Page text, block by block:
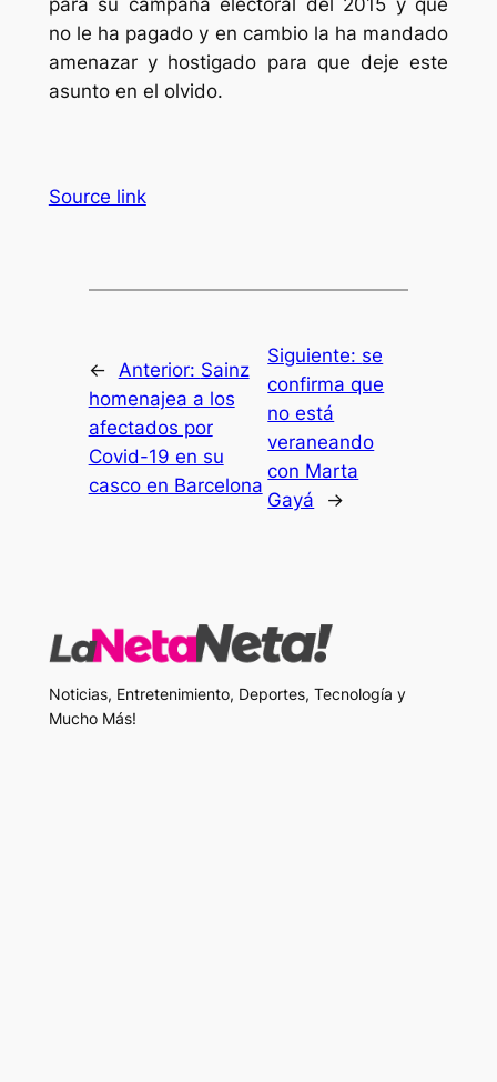
para su campaña electoral del 2015 y que
no le ha pagado y en cambio la ha mandado
amenazar y hostigado para que deje este
asunto en el olvido.
Source link
← Anterior: Sainz
homenajea a los
afectados por
Covid-19 en su
casco en Barcelona
Siguiente: se
confirma que
no está
veraneando
con Marta
Gayá
→
Noticias, Entretenimiento, Deportes, Tecnología y
Mucho Más!